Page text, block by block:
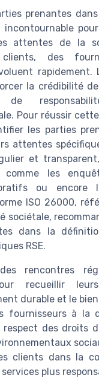
prenantes
incontournable
attentes de la
clients, des
rapidement.
la crédibilité
Pour réussir
les parties
attentes
et
comme les
ou encore
ISO 26000,
sociétale,
dans la
RSE.
rencontres
recueillir
durable et le
fournisseurs à la
des droits
clients dans la
plus